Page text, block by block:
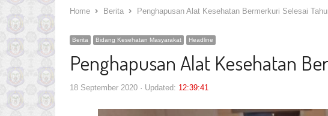
Home
Berita Penghapusan Alat Kesehatan Bermerkuri Selesai
Berita Bidang Kesehatan Masyarakat Headline
Penghapusan Alat Kesehatan
18 September 2020 Updated: 12:39:41